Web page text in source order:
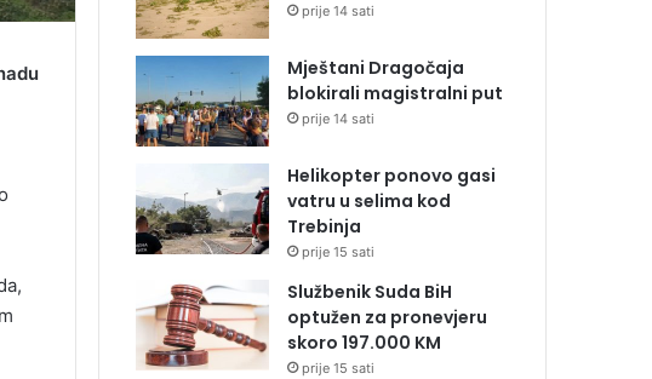
prije 14 sati
Mještani Dragočaja
blokirali magistralni put
prije 14 sati
Helikopter ponovo gasi
vatru u selima kod
Trebinja
prije 15 sati
Službenik Suda BiH
optužen za pronevjeru
skoro 197.000 KM
prije 15 sati